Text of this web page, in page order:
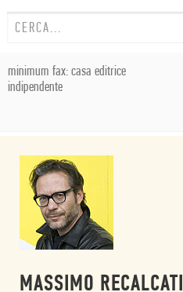
minimum fax: casa editrice
indipendente
MASSIMO RECALCATI